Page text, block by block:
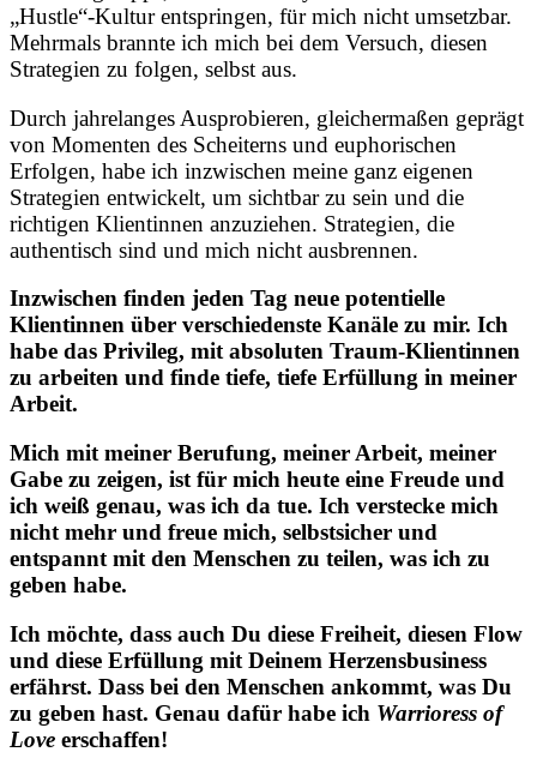
„Hustle“-Kultur entspringen, für mich nicht umsetzbar.
Mehrmals brannte ich mich bei dem Versuch, diesen
Strategien zu folgen, selbst aus.
Durch jahrelanges Ausprobieren, gleichermaßen geprägt
von Momenten des Scheiterns und euphorischen
Erfolgen, habe ich inzwischen meine ganz eigenen
Strategien entwickelt, um sichtbar zu sein und die
richtigen Klientinnen anzuziehen. Strategien, die
authentisch sind und mich nicht ausbrennen.
Inzwischen finden jeden Tag neue potentielle
Klientinnen über verschiedenste Kanäle zu mir. Ich
habe das Privileg, mit absoluten Traum-Klientinnen
zu arbeiten und finde tiefe, tiefe Erfüllung in meiner
Arbeit.
Mich mit meiner Berufung, meiner Arbeit, meiner
Gabe zu zeigen, ist für mich heute eine Freude und
ich weiß genau, was ich da tue. Ich verstecke mich
nicht mehr und freue mich, selbstsicher und
entspannt mit den Menschen zu teilen, was ich zu
geben habe.
Ich möchte, dass auch Du diese Freiheit, diesen Flow
und diese Erfüllung mit Deinem Herzensbusiness
erfährst. Dass bei den Menschen ankommt, was Du
zu geben hast. Genau dafür habe ich Warrioress of
Love erschaffen!